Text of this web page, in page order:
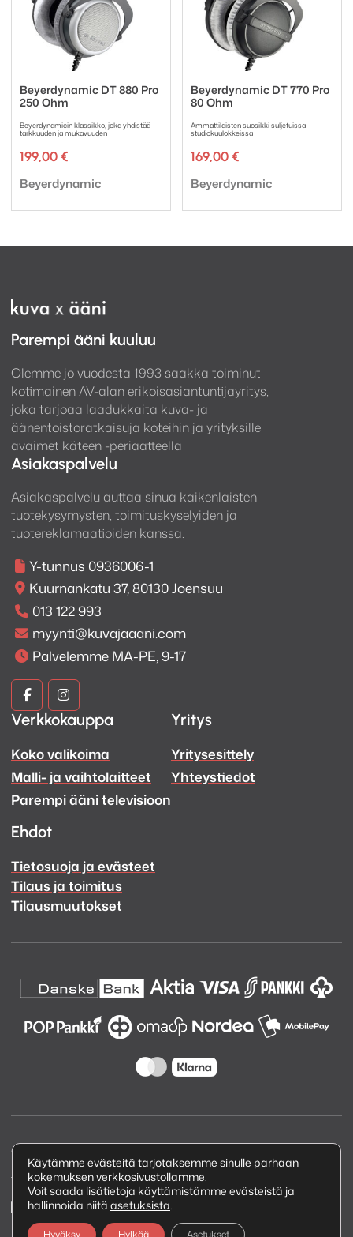
Beyerdynamic DT 880 Pro
250 Ohm
Beyerdynamicin klassikko, joka yhdistää
tarkkuuden ja mukavuuden
199,00 €
Tuotemerkki:
Beyerdynamic
Beyerdynamic DT 770 Pro
80 Ohm
Ammattilaisten suosikki suljetuissa
studiokuulokkeissa
169,00 €
Tuotemerkki:
Beyerdynamic
Parempi ääni kuuluu
Olemme jo vuodesta 1993 saakka toiminut
kotimainen AV-alan erikoisasiantuntijayritys,
joka tarjoaa laadukkaita kuva- ja
äänentoistoratkaisuja koteihin ja yrityksille
avaimet käteen -periaatteella
Asiakaspalvelu
Asiakaspalvelu auttaa sinua kaikenlaisten
tuotekysymysten, toimituskyselyiden ja
tuotereklamaatioiden kanssa.
Y-tunnus 0936006-1
Kuurnankatu 37, 80130 Joensuu
013 122 993
myynti@kuvajaaani.com
Palvelemme MA-PE, 9-17
Kuva
ja
Ääni
Facebook
Kuva
ja
Ääni
Instagram
Verkkokauppa
Koko valikoima
Malli- ja vaihtolaitteet
Parempi ääni televisioon
Yritys
Yritysesittely
Yhteystiedot
Ehdot
Tietosuoja ja evästeet
Tilaus ja toimitus
Tilausmuutokset
Copyright © 2026 Kuva ja Ääni Oy
Tietosuojaseloste
Käytämme evästeitä tarjotaksemme sinulle parhaan
kokemuksen verkkosivustollamme.
Voit saada lisätietoja käyttämistämme evästeistä ja
hallinnoida niitä asetuksista.
Hyväksy Hylkää Asetukset